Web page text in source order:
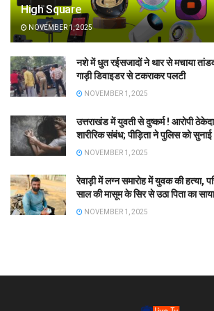
High Square
NOVEMBER 1, 2025
नशे में धुत रईसजादों ने थार से मचाया
गाड़ी डिवाइडर से टकराकर पलटी
NOVEMBER 1, 2025
उत्तराखंड में युवती से दुष्कर्म ! आरोपी
शारीरिक संबंध; पीड़िता ने पुलिस को
NOVEMBER 1, 2025
रेवाड़ी में लग्न समारोह में युवक की हत्या,
साल की मासूम के सिर से उठा पिता का साया
NOVEMBER 1, 2025